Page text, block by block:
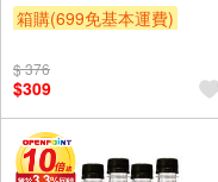
箱購(699免基本運費)
滿額9折
$ 376
$309